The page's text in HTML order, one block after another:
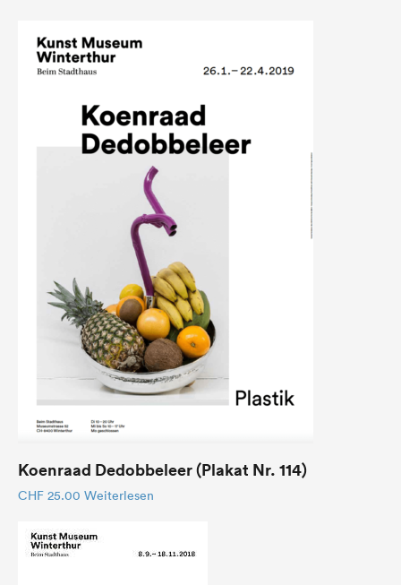
Koenraad Dedobbeleer (Plakat Nr. 114)
CHF 25.00 Weiterlesen